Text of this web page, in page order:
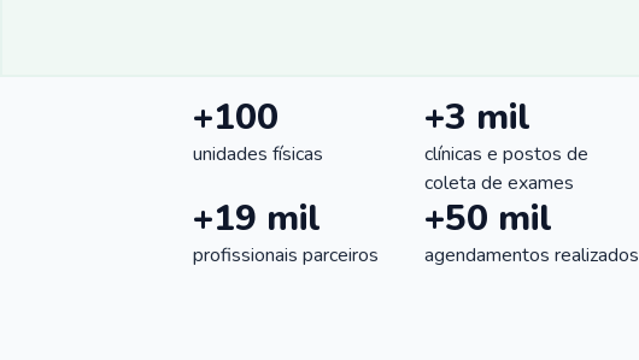
+100
unidades físicas
+3 mil
clínicas e postos de
coleta de exames
+19 mil
profissionais parceiros
+50 mil
agendamentos realizados